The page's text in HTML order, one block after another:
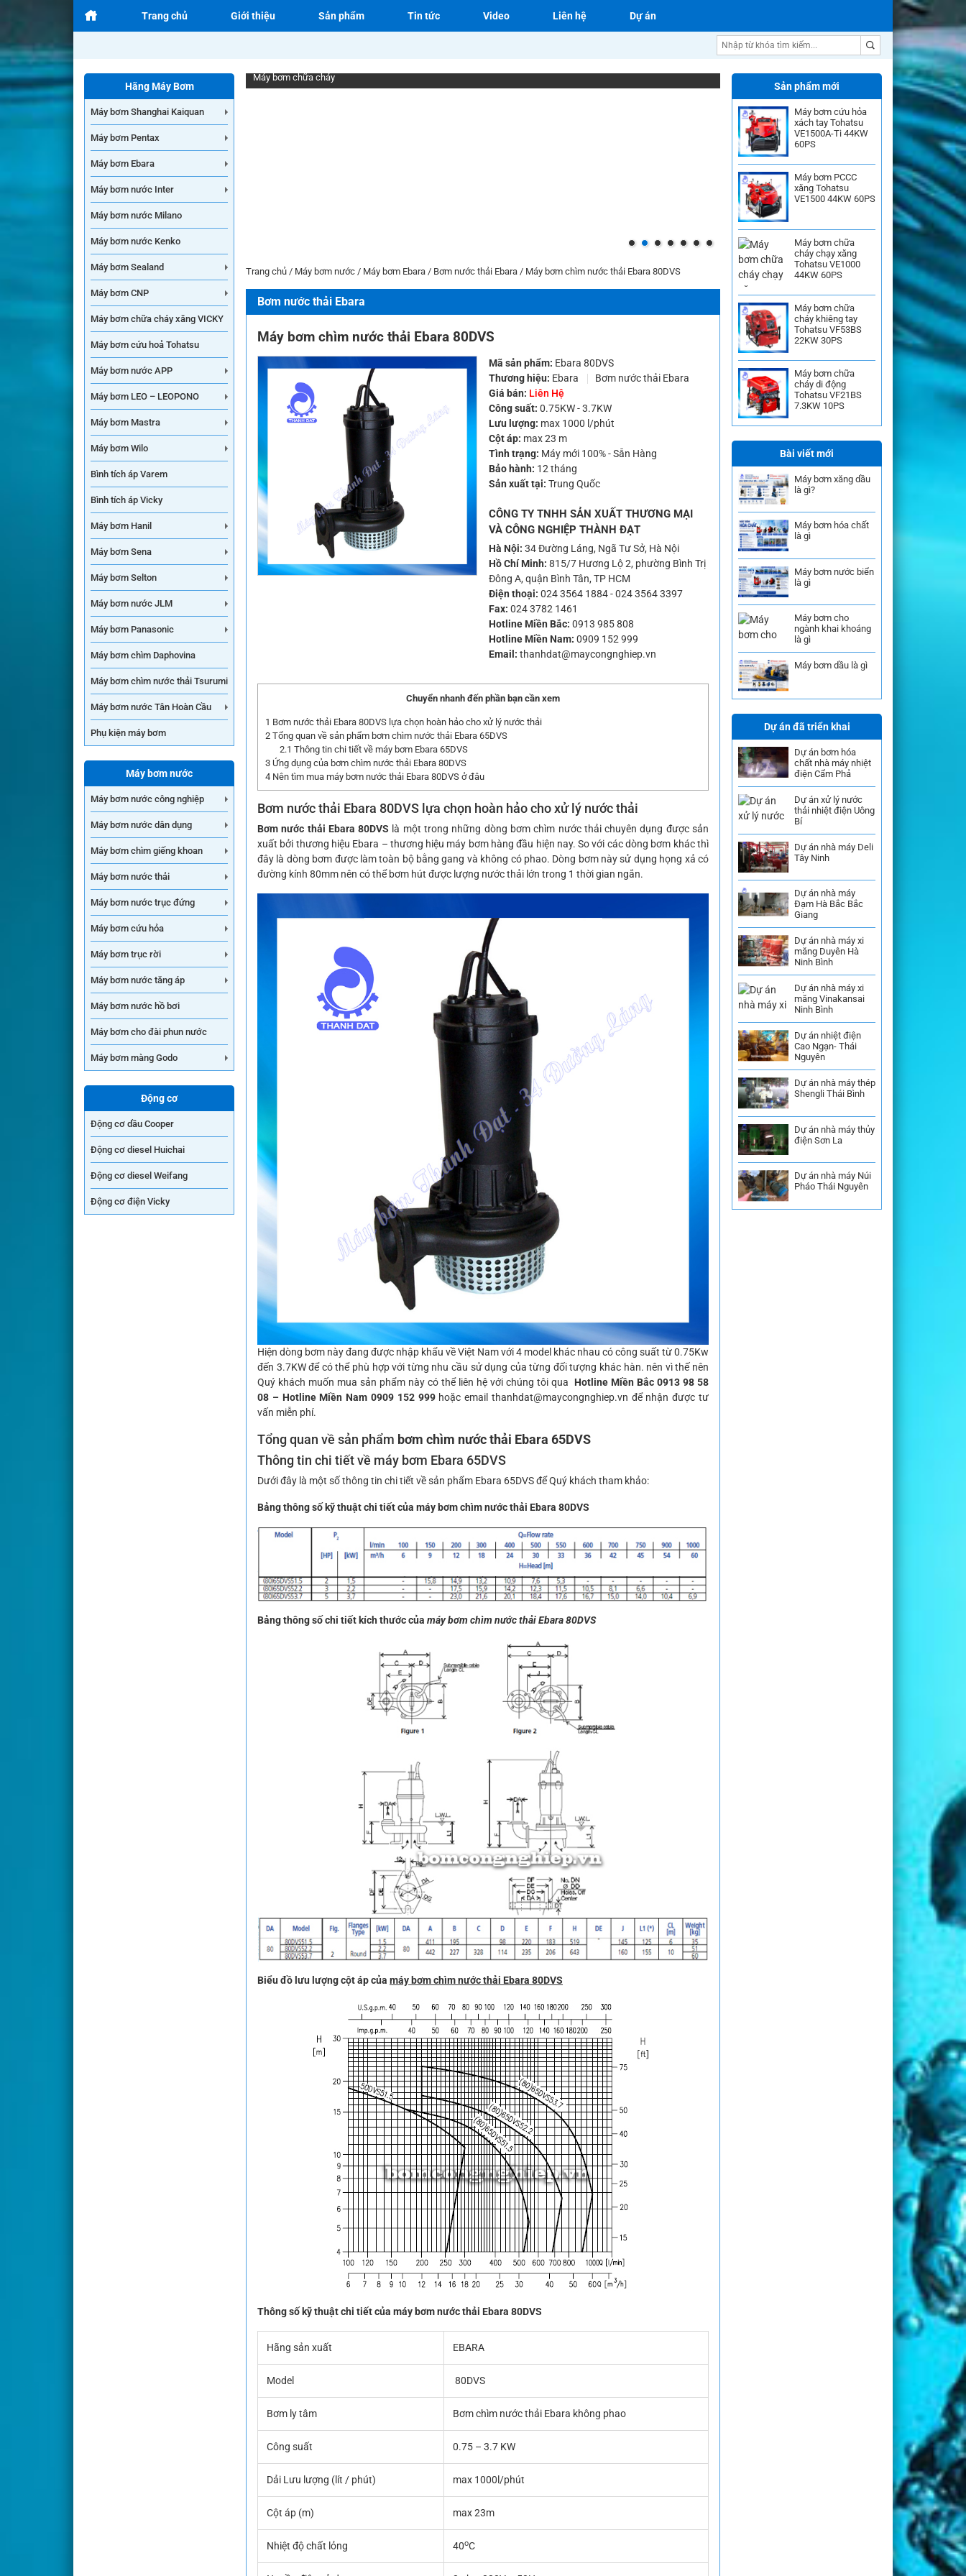
Trang chủ Giới thiệu Sản phẩm Tin tức Video Liên hệ Dự án
Hãng Máy Bơm
Máy bơm Shanghai Kaiquan
Máy bơm Pentax
Máy bơm Ebara
Máy bơm nước Inter
Máy bơm nước Milano
Máy bơm nước Kenko
Máy bơm Sealand
Máy bơm CNP
Máy bơm chữa cháy xăng VICKY
Máy bơm cứu hoả Tohatsu
Máy bơm nước APP
Máy bơm LEO – LEOPONO
Máy bơm Mastra
Máy bơm Wilo
Bình tích áp Varem
Bình tích áp Vicky
Máy bơm Hanil
Máy bơm Sena
Máy bơm Selton
Máy bơm nước JLM
Máy bơm Panasonic
Máy bơm chìm Daphovina
Máy bơm chìm nước thải Tsurumi
Máy bơm nước Tân Hoàn Cầu
Phụ kiện máy bơm
Máy bơm nước
Máy bơm nước công nghiệp
Máy bơm nước dân dụng
Máy bơm chìm giếng khoan
Máy bơm nước thải
Máy bơm nước trục đứng
Máy bơm cứu hỏa
Máy bơm trục rời
Máy bơm nước tăng áp
Máy bơm nước hồ bơi
Máy bơm cho đài phun nước
Máy bơm màng Godo
Động cơ
Động cơ dầu Cooper
Động cơ diesel Huichai
Động cơ diesel Weifang
Động cơ điện Vicky
Máy bơm chữa cháy Máy bơm nước Ebara
Trang chủ / Máy bơm nước / Máy bơm Ebara / Bơm nước thải Ebara / Máy bơm chìm nước thải Ebara 80DVS
Bơm nước thải Ebara
Máy bơm chìm nước thải Ebara 80DVS
Mã sản phẩm: Ebara 80DVS
Thương hiệu: Ebara
Bơm nước thải Ebara
Giá bán: Liên Hệ
Công suất: 0.75KW - 3.7KW
Lưu lượng: max 1000 l/phút
Cột áp: max 23 m
Tình trạng: Máy mới 100% - Sẵn Hàng
Bảo hành: 12 tháng
Sản xuất tại: Trung Quốc
CÔNG TY TNHH SẢN XUẤT THƯƠNG MẠI
VÀ CÔNG NGHIỆP THÀNH ĐẠT
Hà Nội: 34 Đường Láng, Ngã Tư Sở, Hà Nội
Hồ Chí Minh: 815/7 Hương Lộ 2, phường Bình Trị
Đông A, quận Bình Tân, TP HCM
Điện thoại: 024 3564 1884-024 3564 3397
Fax: 024 3782 1461
Hotline Miền Bắc: 0913 985 808
Hotline Miền Nam: 0909 152 999
Email: thanhdat@maycongnghiep.vn
Chuyển nhanh đến phần bạn cần xem
1 Bơm nước thải Ebara 80DVS lựa chọn hoàn hảo cho xử lý nước thải
2 Tổng quan về sản phẩm bơm chìm nước thải Ebara 65DVS
2.1 Thông tin chi tiết về máy bơm Ebara 65DVS
3 Ứng dụng của bơm chìm nước thải Ebara 80DVS
4 Nên tìm mua máy bơm nước thải Ebara 80DVS ở đâu
Bơm nước thải Ebara 80DVS lựa chọn hoàn hảo cho xử lý nước thải
Bơm nước thải Ebara 80DVS là một trong những dòng bơm chìm nước thải chuyên dụng được sản
xuất bởi thương hiệu Ebara – thương hiệu máy bơm hàng đầu hiện nay. So với các dòng bơm khác thì
đây là dòng bơm được làm toàn bộ bằng gang và không có phao. Dòng bơm này sử dụng họng xả có
đường kính 80mm nên có thể bơm hút được lượng nước thải lớn trong 1 thời gian ngắn.
Hiện dòng bơm này đang được nhập khẩu về Việt Nam với 4 model khác nhau có công suất từ 0.75Kw
đến 3.7KW để có thể phù hợp với từng nhu cầu sử dụng của từng đối tượng khác hàn. nên vì thế nên
Quý khách muốn mua sản phẩm này có thể liên hệ với chúng tôi qua Hotline Miền Bắc 0913 98 58
08 – Hotline Miền Nam 0909 152 999hoặc email thanhdat@maycongnghiep.vn để nhận được tư
vấn miễn phí.
Tổng quan về sản phẩm bơm chìm nước thải Ebara 65DVS
Thông tin chi tiết về máy bơm Ebara 65DVS
Dưới đây là một số thông tin chi tiết về sản phẩm Ebara 65DVS để Quý khách tham khảo:
Bảng thông số kỹ thuật chi tiết của máy bơm chìm nước thải Ebara 80DVS
Bảng thông số chi tiết kích thước của máy bơm chìm nước thải Ebara 80DVS
Biểu đồ lưu lượng cột áp của máy bơm chìm nước thải Ebara 80DVS
Thông số kỹ thuật chi tiết của máy bơm nước thải Ebara 80DVS
Hãng sản xuất EBARA
Model 80DVS
Bơm ly tâm Bơm chìm nước thải Ebara không phao
Công suất 0.75 – 3.7 KW
Dải Lưu lượng (lít / phút) max 1000l/phút
Cột áp (m) max 23m
Nhiệt độ chất lỏng 40oC
Sản phẩm mới
Máy bơm cứu hỏa
xách tay Tohatsu
VE1500A-Ti 44KW
60PS
Máy bơm PCCC
xăng Tohatsu
VE1500 44KW 60PS
Máy bơm chữa
cháy chạy xăng
Tohatsu VE1000
44KW 60PS
Máy bơm chữa
cháy khiêng tay
Tohatsu VF53BS
22KW 30PS
Máy bơm chữa
cháy di động
Tohatsu VF21BS
7.3KW 10PS
Bài viết mới
Máy bơm xăng dầu
là gì?
Máy bơm hóa chất
là gì
Máy bơm nước biển
là gì
Máy bơm cho
ngành khai khoáng
là gì
Máy bơm dầu là gì
Dự án đã triển khai
Dự án bơm hóa
chất nhà máy nhiệt
điện Cẩm Phả
Dự án xử lý nước
thải nhiệt điện Uông
Bí
Dự án nhà máy Deli
Tây Ninh
Dự án nhà máy
Đạm Hà Bắc Bắc
Giang
Dự án nhà máy xi
măng Duyên Hà
Ninh Bình
Dự án nhà máy xi
măng Vinakansai
Ninh Bình
Dự án nhiệt điện
Cao Ngạn- Thái
Nguyên
Dự án nhà máy thép
Shengli Thái Bình
Dự án nhà máy thủy
điện Sơn La
Dự án nhà máy Núi
Pháo Thái Nguyên